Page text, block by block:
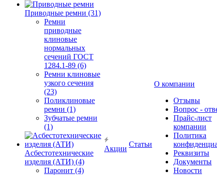
Приводные ремни (31)
Ремни
приводные
клиновые
нормальных
сечений ГОСТ
1284.1-89 (6)
Ремни клиновые
узкого сечения
(23)
Поликлиновые
ремни (1)
Зубчатые ремни
(1)
Асбестотехнические
изделия (АТИ) (4)
Паронит (4)
Акции
Статьи
О компании
Отзывы
Вопрос -
Прайс-лист
компании
Политика
Реквизиты
Документы
Новости